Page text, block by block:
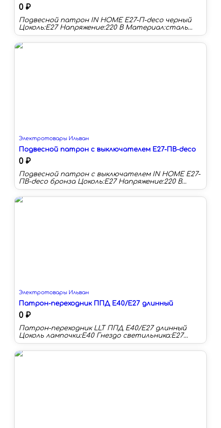
0 ₽
Подвесной патрон IN HOME Е27-П-deco черный
Цоколь:E27 Напряжение:220 В Материал:сталь
Тип лампы:светодиодная/накаливания/
энергосберегающая
Электротовары Ильван
Подвесной патрон с выключателем Е27-ПВ-deco
0 ₽
Подвесной патрон с выключателем IN HOME Е27-
ПВ-deco бронза Цоколь:E27 Напряжение:220 В
Материал:сталь Тип лампы:светодиодная/
накаливания/энергосберегающая
Электротовары Ильван
Патрон-переходник ППД Е40/Е27 длинный
0 ₽
Патрон-переходник LLT ППД Е40/Е27 длинный
Цоколь лампочки:E40 Гнездо светильника:E27
Цвет:серый Материал:пластик Сила тока:16 А